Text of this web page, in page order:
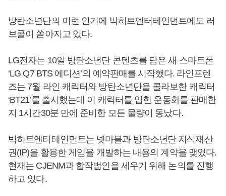
방탄소년단의 이런 인기에 빅히트엔터테인먼트에도 러
브콜이 쏟아지고 있다.
LG전자는 10일 방탄소년단 콘텐츠를 담은 새 스마트폰
‘LG Q7 BTS 에디션’의 예약판매를 시작했다. 라인프렌
즈는 7월 라인 캐릭터와 방탄소년단을 콜라보한 캐릭터
‘BT21’를 출시했는데 이 캐릭터를 입힌 운동화를 판매한
지 1시간30분 만에 준비한 모든 물량이 동났다.
빅히트엔터테인먼트는 넷마블과 방탄소년단 지식재산
권(IP)을 활용한 게임을 개발하는 내용의 계약을 맺었다.
현재는 CJENM과 합작법인을 세우기 위해 논의를 진행
하고 있다.